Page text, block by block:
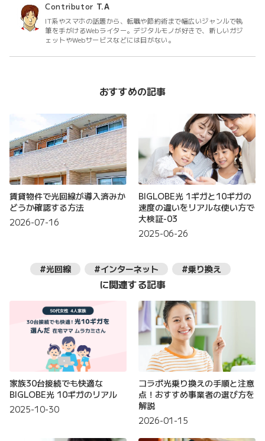
Contributor T.A
IT系やスマホの話題から、転職や節約術まで幅広いジャンルで執
筆を手がけるWebライター。デジタルモノが好きで、新しいガジ
ェットやWebサービスなどには目がない。
おすすめの記事
賃貸物件で光回線が導入済みか
どうか確認する方法
2026-07-16
BIGLOBE光 1ギガと10ギガの
速度の違いをリアルな使い方で
大検証-03
2025-06-26
#光回線 #インターネット #乗り換え
に関連する記事
家族30台接続でも快適な
BIGLOBE光 10ギガのリアル
2025-10-30
コラボ光乗り換えの手順と注意
点！おすすめ事業者の選び方を
解説
2026-01-15